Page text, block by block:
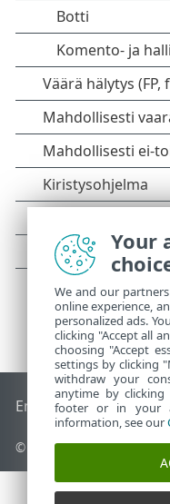
End of Life ESET-
© 1992 - 2026 ESET,
Your
We and our
online experience,
personalized ads.
clicking "Accept all
choosing "Accept
settings by clicking
withdraw your
anytime by
footer or in your
information, see our